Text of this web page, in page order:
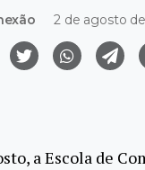
2 de agosto
a Escola de